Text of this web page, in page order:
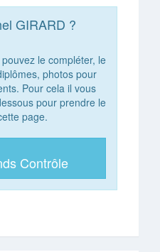
GIRARD ?
le compléter, le
photos pour
Pour cela il vous
pour prendre le
page.
Contrôle